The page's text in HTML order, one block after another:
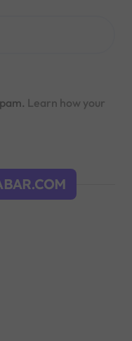
Learn how your